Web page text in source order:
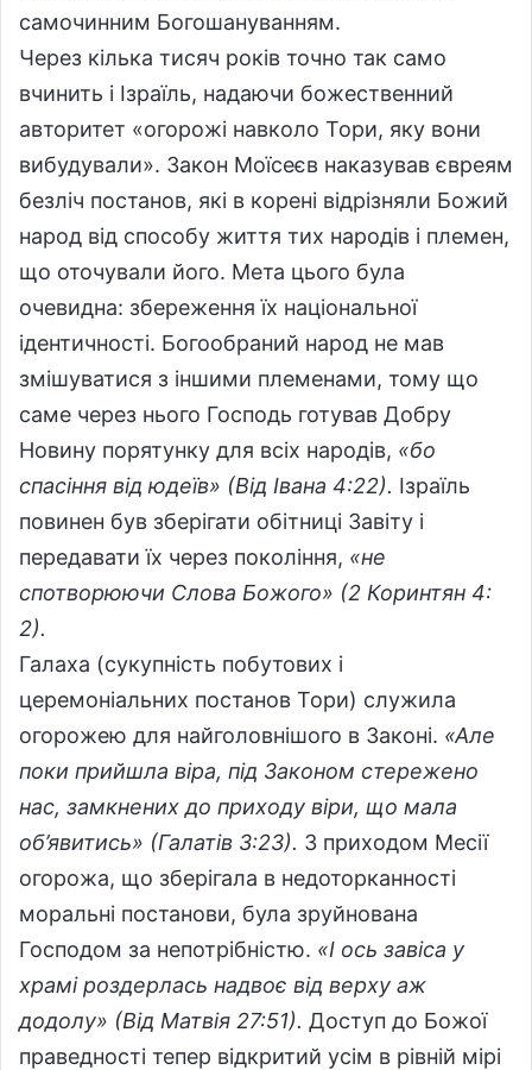
самочинним Богошануванням.
Через кілька тисяч років точно так само
вчинить і Ізраїль, надаючи божественний
авторитет «огорожі навколо Тори, яку вони
вибудували». Закон Моїсеєв наказував євреям
безліч постанов, які в корені відрізняли Божий
народ від способу життя тих народів і племен,
що оточували його. Мета цього була
очевидна: збереження їх національної
ідентичності. Богообраний народ не мав
змішуватися з іншими племенами, тому що
саме через нього Господь готував Добру
Новину порятунку для всіх народів, «бо
спасіння від юдеїв» (Від Івана 4:22). Ізраїль
повинен був зберігати обітниці Завіту і
передавати їх через покоління, «не
спотворюючи Слова Божого» (2 Коринтян 4:
2).
Галаха (сукупність побутових і
церемоніальних постанов Тори) служила
огорожею для найголовнішого в Законі. «Але
поки прийшла віра, під Законом стережено
нас, замкнених до приходу віри, що мала
об’явитись» (Галатів 3:23). З приходом Месії
огорожа, що зберігала в недоторканності
моральні постанови, була зруйнована
Господом за непотрібністю. «І ось завіса у
храмі роздерлась надвоє від верху аж
додолу» (Від Матвія 27:51). Доступ до Божої
праведності тепер відкритий усім в рівній мірі